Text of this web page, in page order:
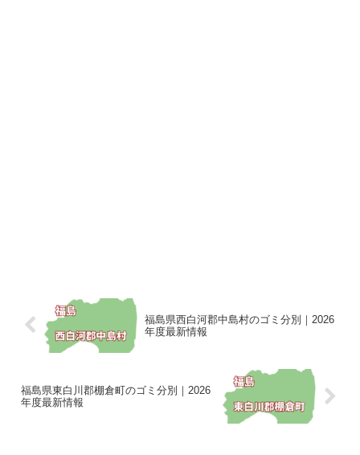
福島県西白河郡中島村のゴミ分別｜2026
年度最新情報
福島県東白川郡棚倉町のゴミ分別｜2026
年度最新情報